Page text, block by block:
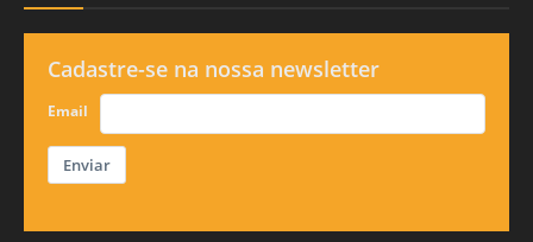
Cadastre-se na nossa newsletter
Email
Enviar